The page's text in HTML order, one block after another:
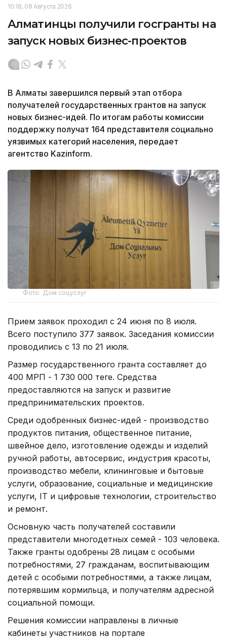
10:18, 08 Августа 2026
Алматинцы получили госгранты на
запуск новых бизнес-проектов
В Алматы завершился первый этап отбора
получателей государственных грантов на запуск
новых бизнес-идей. По итогам работы комиссии
поддержку получат 164 представителя социально
уязвимых категорий населения, передает
агентство Kazinform.
Фото: Дом соцуслуг
Прием заявок проходил с 24 июня по 8 июля.
Всего поступило 377 заявок. Заседания комиссии
проводились с 13 по 21 июля.
Размер государственного гранта составляет до
400 МРП - 1 730 000 теңге. Средства
предоставляются на запуск и развитие
предпринимательских проектов.
Среди одобренных бизнес-идей - производство
продуктов питания, общественное питание,
швейное дело, изготовление одежды и изделий
ручной работы, автосервис, индустрия красоты,
производство мебели, клининговые и бытовые
услуги, образование, социальные и медицинские
услуги, IT и цифровые технологии, строительство
и ремонт.
Основную часть получателей составили
представители многодетных семей - 103 человека.
Также гранты одобрены 28 лицам с особыми
потребностями, 27 гражданам, воспитывающим
детей с особыми потребностями, а также лицам,
потерявшим кормильца, и получателям адресной
социальной помощи.
Решения комиссии направлены в личные
кабинеты участников на портале